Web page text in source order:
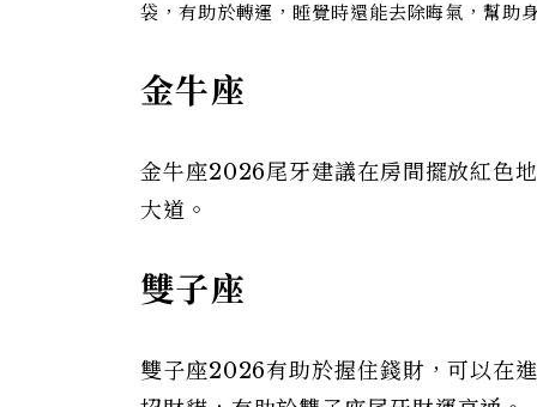
袋，有助於轉運，睡覺時還能去除晦氣，幫助
金牛座
金牛座2026尾牙建議在房間擺放紅色
大道。
雙子座
雙子座2026有助於握住錢財，可以在